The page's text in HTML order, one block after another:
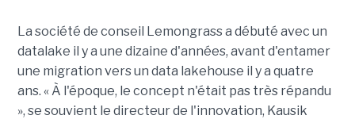
La société de conseil Lemongrass a débuté avec un
datalake il y a une dizaine d'années, avant d'entamer
une migration vers un data lakehouse il y a quatre
ans. « À l'époque, le concept n'était pas très répandu
», se souvient le directeur de l'innovation, Kausik